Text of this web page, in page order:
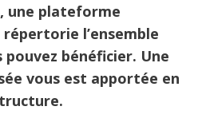
une plateforme
l’ensemble
bénéficier. Une
vous est apportée en